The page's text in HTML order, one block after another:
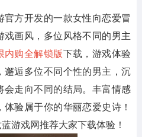
官方开发的一款女性向恋爱冒
画风，多位风格不同的男主
内购全解锁版下载，游戏体验
逅多位不同个性的男主，沉
走向不同的结局。丰富情感
验属于你的华丽恋爱史诗！
游戏网推荐大家下载体验！